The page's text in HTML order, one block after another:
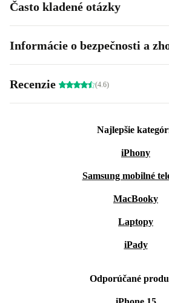
Často kladené otázky
Informácie o bezpečnosti a
Recenzie (4.6)
Najlepšie
iPhony
Samsung mobilné
MacBooky
Laptopy
iPady
Odporúčané